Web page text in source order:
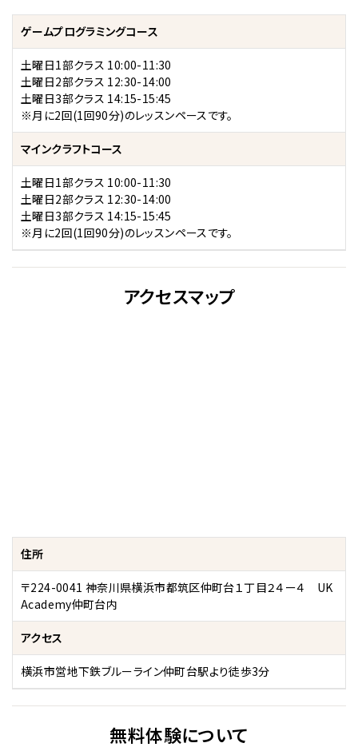
ゲームプログラミングコース
土曜日1部クラス 10:00-11:30
土曜日2部クラス 12:30-14:00
土曜日3部クラス 14:15-15:45
※月に2回(1回90分)のレッスンペースです。
マインクラフトコース
土曜日1部クラス 10:00-11:30
土曜日2部クラス 12:30-14:00
土曜日3部クラス 14:15-15:45
※月に2回(1回90分)のレッスンペースです。
アクセスマップ
住所
〒224-0041 神奈川県横浜市都筑区仲町台１丁目２４ー４ UK
Academy仲町台内
アクセス
横浜市営地下鉄ブルーライン仲町台駅より徒歩3分
無料体験について